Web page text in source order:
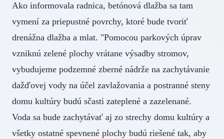
Ako informovala radnica, betónová dlažba sa tam
vymení za priepustné povrchy, ktoré bude tvoriť
drenážna dlažba a mlat. "Pomocou parkových úprav
vzniknú zelené plochy vrátane výsadby stromov,
vybudujeme podzemné zberné nádrže na zachytávanie
dažďovej vody na účel zavlažovania a postranné steny
domu kultúry budú sčasti zateplené a zazelenané.
Voda sa bude zachytávať aj zo strechy domu kultúry a
všetky ostatné spevnené plochy budú riešené tak, aby